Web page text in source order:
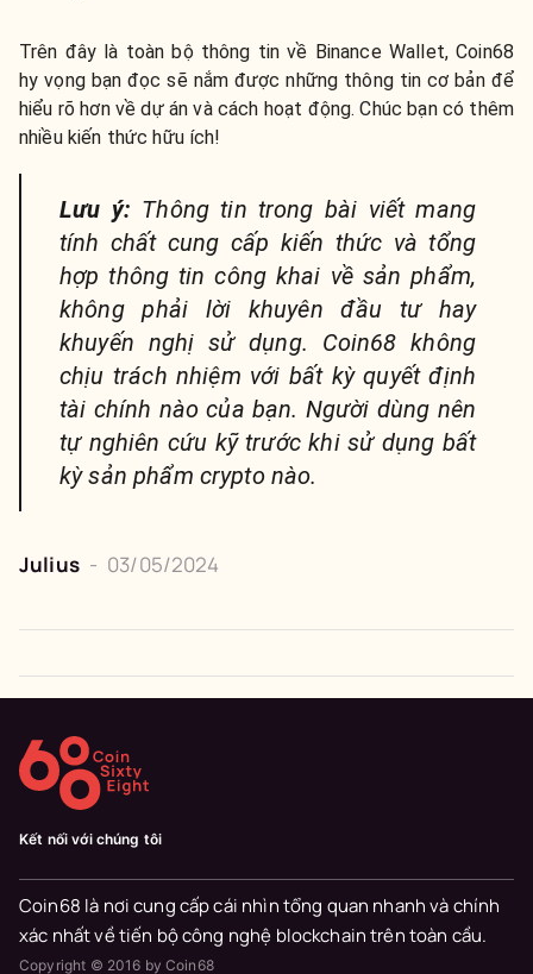
Trên đây là toàn bộ thông tin về Binance Wallet, Coin68
hy vọng bạn đọc sẽ nắm được những thông tin cơ bản để
hiểu rõ hơn về dự án và cách hoạt động. Chúc bạn có thêm
nhiều kiến thức hữu ích!
Lưu ý: Thông tin trong bài viết mang
tính chất cung cấp kiến thức và tổng
hợp thông tin công khai về sản phẩm,
không phải lời khuyên đầu tư hay
khuyến nghị sử dụng. Coin68 không
chịu trách nhiệm với bất kỳ quyết định
tài chính nào của bạn. Người dùng nên
tự nghiên cứu kỹ trước khi sử dụng bất
kỳ sản phẩm crypto nào.
Julius - 03/05/2024
Kết nối với chúng tôi
Coin68 là nơi cung cấp cái nhìn tổng quan nhanh và chính
xác nhất về tiến bộ công nghệ blockchain trên toàn cầu.
Copyright © 2016 by Coin68